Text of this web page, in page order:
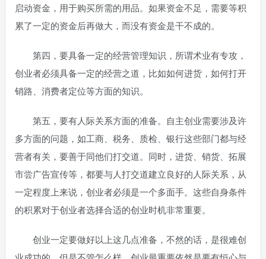
启动资金，用于购买所需的用品。如果资金不足，需要等积
累了一定的资金后再做大，而没有资金是干不成的。
第四，要具备一定的经营管理知识，所谓术业有专攻，
创业者必须具备一定的经营之道，比如如何进货，如何打开
销路、消费者定位等方面的知识。
第五，要有人际关系方面的准备。自主创业需要涉及许
多方面的问题，如工商、税务、质检、银行这些部门都与经
营者有关，要善于同他们打交道。同时，进货、销货、拓展
市尝广告宣传等，都要与人打交道建立良好的人际关系，从
一定程度上来说，创业者必须是一个多面手。这些自身条件
的积累对于创业者选择合适的创业时机非常重要。
创业一定要做好以上这几点准备，不然的话，是很难创